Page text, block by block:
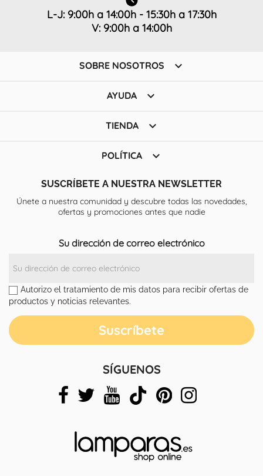
L-J: 9:00h a 14:00h - 15:30h a 17:30h
V: 9:00h a 14:00h
SOBRE NOSOTROS 
AYUDA 
TIENDA 
POLÍTICA 
SUSCRÍBETE A NUESTRA NEWSLETTER
Únete a nuestra comunidad y descubre todas las novedades,
ofertas y promociones antes que nadie
Su dirección de correo electrónico
Autorizo el tratamiento de mis datos para recibir ofertas de
productos y noticias relevantes.
SÍGUENOS